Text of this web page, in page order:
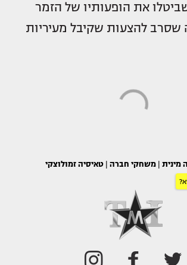
את הופעותיו של הזמר
שסרב להצעות שקיבל מעיריות
מינית משחקי חברה טאיסיה זמולוצקי